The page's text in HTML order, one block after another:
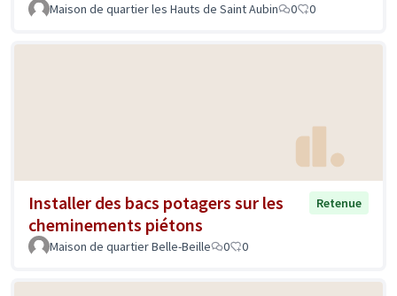
Maison de quartier les Hauts de Saint Aubin 0 0
Installer des bacs potagers sur les
cheminements piétons
Retenue
Maison de quartier Belle-Beille 0 0